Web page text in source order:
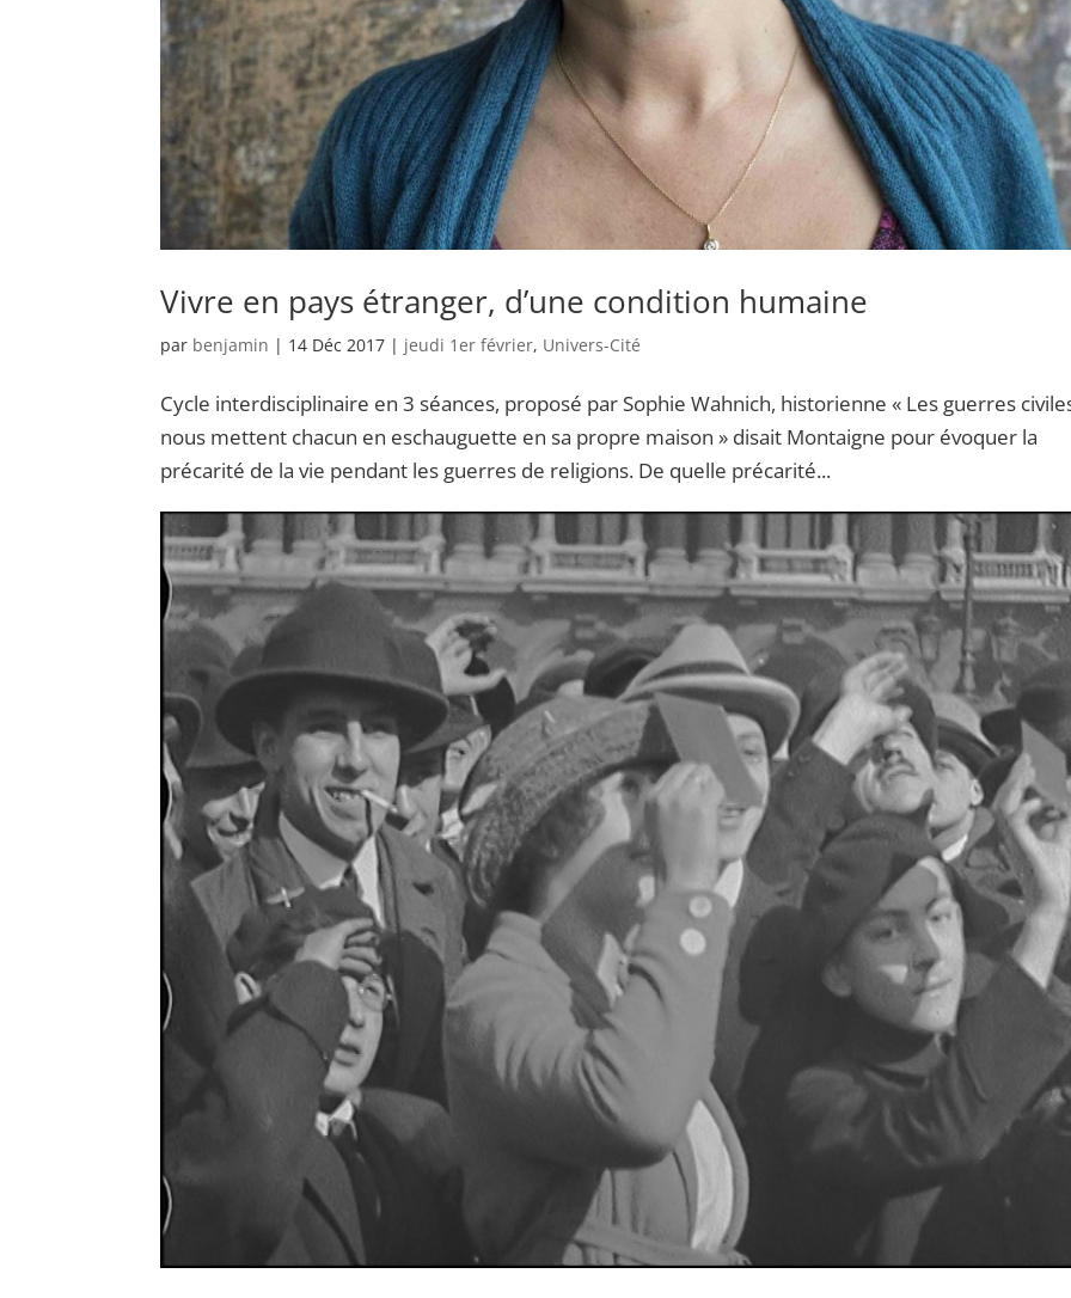
Vivre en pays étranger, d’une condition humaine
par benjamin | 14 Déc 2017 | jeudi 1er février, Univers-Cité
Cycle interdisciplinaire en 3 séances, proposé par Sophie Wahnich, historienne « Les guerres
nous mettent chacun en eschauguette en sa propre maison » disait Montaigne pour évoquer la
précarité de la vie pendant les guerres de religions. De quelle précarité...